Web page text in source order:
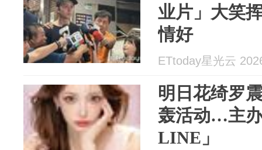
业片」大笑
情好
ETtoday星光云
明日花绮罗
轰活动…主
LINE」